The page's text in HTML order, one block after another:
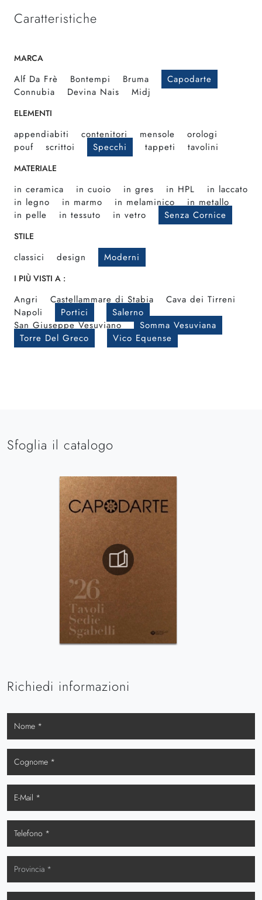
Caratteristiche
MARCA
Alf Da Frè Bontempi Bruma
Capodarte
Connubia
Devina Nais Midj
ELEMENTI
appendiabiti contenitori mensole
orologi
pouf
scrittoi Specchi tappeti tavolini
MATERIALE
in ceramica in cuoio in gres in HPL
in laccato
in legno
in marmo in melaminico
in metallo
in pelle
in tessuto in vetro Senza Cornice
STILE
classici design Moderni
I PIÙ VISTI A :
Angri Castellammare di Stabia
Cava dei Tirreni
Napoli
Portici
Salerno
San Giuseppe Vesuviano
Somma Vesuviana
Torre Del Greco
Vico Equense
Sfoglia il catalogo
Richiedi informazioni